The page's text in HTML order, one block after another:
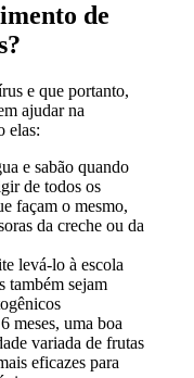
de
e que portanto,
ajudar na
elas:
e sabão quando
de todos os
façam o mesmo,
da creche ou da
levá-lo à escola
também sejam
meses, uma boa
variada de frutas
eficazes para